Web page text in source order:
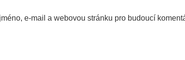
e-mail a webovou stránku pro budoucí